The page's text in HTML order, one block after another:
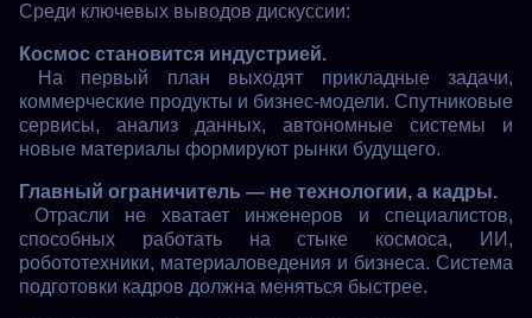
Среди ключевых выводов дискуссии:
Космос становится индустрией.
На первый план выходят прикладные задачи,
коммерческие продукты и бизнес-модели. Спутниковые
сервисы, анализ данных, автономные системы и
новые материалы формируют рынки будущего.
Главный ограничитель — не технологии, а кадры.
Отрасли не хватает инженеров и специалистов,
способных работать на стыке космоса, ИИ,
робототехники, материаловедения и бизнеса. Система
подготовки кадров должна меняться быстрее.